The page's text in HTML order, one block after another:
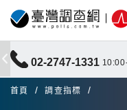
02-2747-1331
首頁 調查指標